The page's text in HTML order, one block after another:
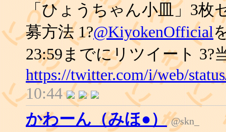
「ひょうちゃん小皿」3
募方法 1?@KiyokenOfficial
23:59までにリツイート
https://twitter.com/i/web/
10:44
かわーん（みほ●） @skn_